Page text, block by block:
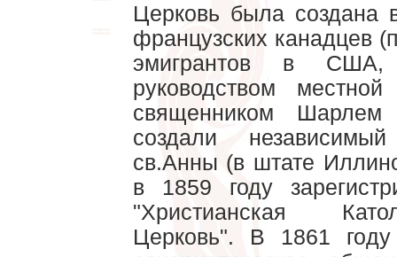
Церковь была создана
французских канадцев
эмигрантов в
руководством
священником
создали
св.Анны (в штате
в 1859 году
"Христианская
Церковь". В 1861